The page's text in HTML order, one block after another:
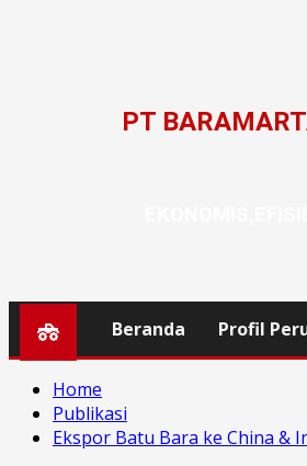
PT
Beranda Profil
Home
Publikasi
Ekspor Batu Bara ke China &